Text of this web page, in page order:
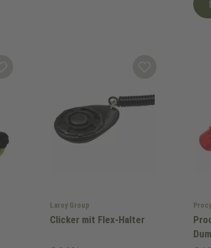
Laroy Group
Clicker mit Flex-Halter